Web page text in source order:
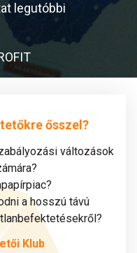
legutóbbi
ősszel?
változások
a hosszú távú
Klub